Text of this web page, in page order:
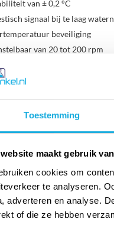
Toestemming
website maakt gebruik
cookies om
te analyseren.
adverteren en analyse.
of die ze hebben
van ± 0,2 °C
signaal bij te laag
beveiliging
van 20 tot 200 rpm
via aftapschroef
en bodemplaat